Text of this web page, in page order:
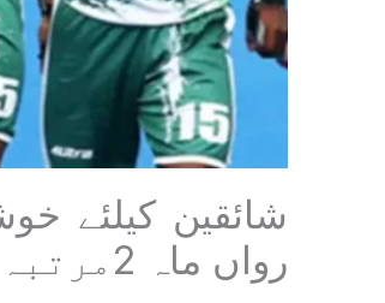
شائقین کیلئے
رواں ماہ 2مرتبہ مدمقابل ہونگی